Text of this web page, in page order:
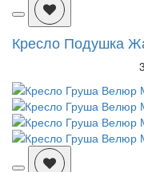
Кресло Подушка